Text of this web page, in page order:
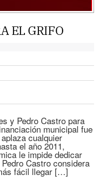
EL GRIFO
y Pedro Castro para
municipal fue
cualquier
el año 2011,
le impide dedicar
Castro considera
fácil llegar […]